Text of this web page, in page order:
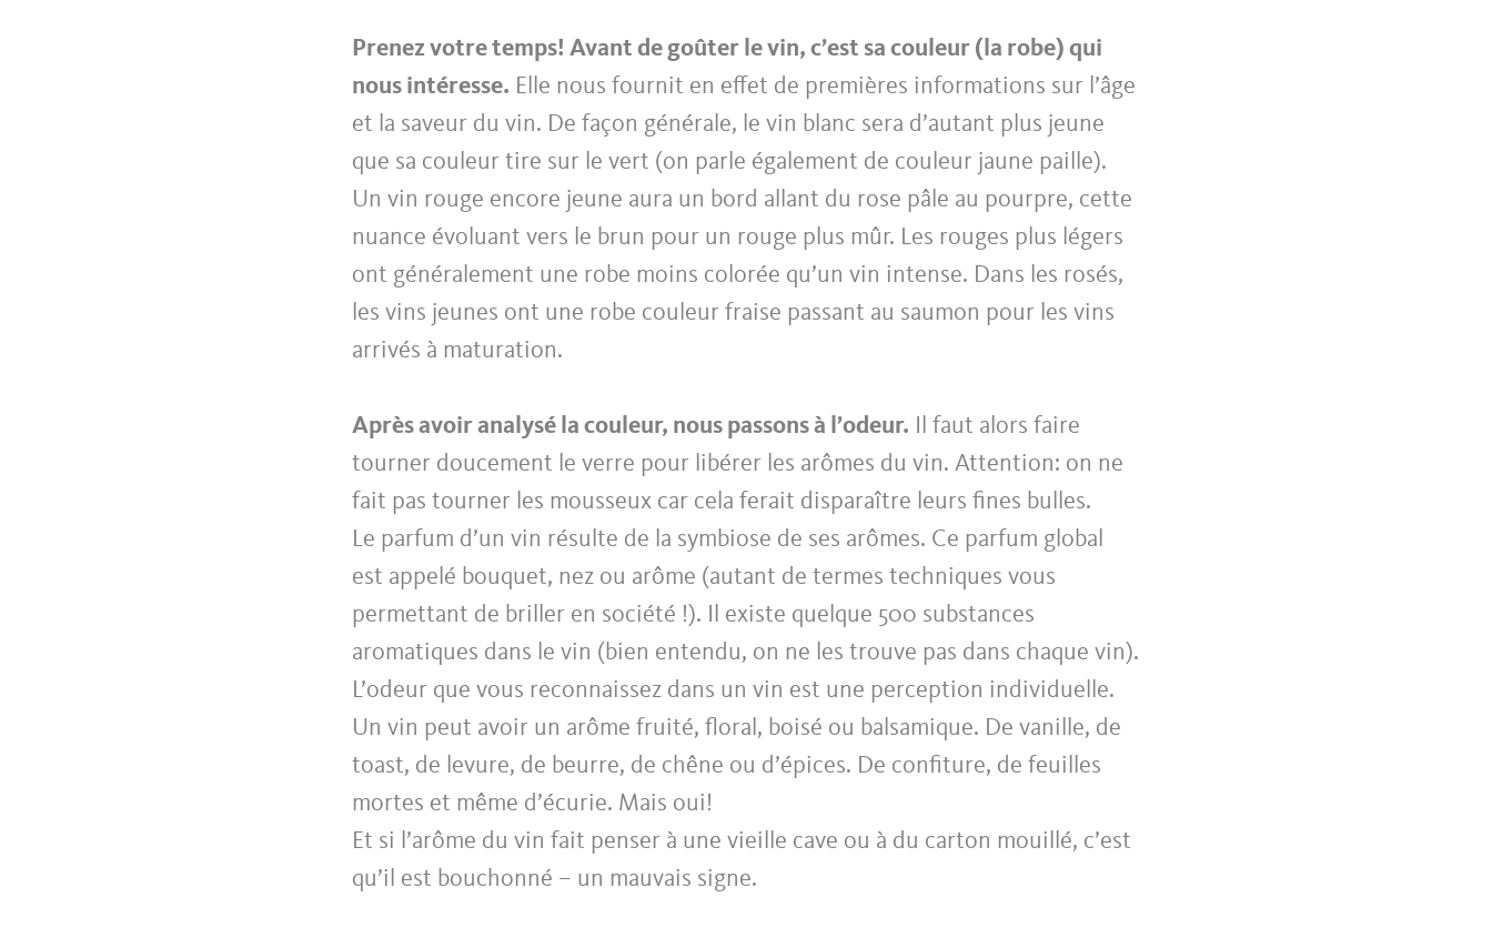
Prenez votre temps! Avant de goûter le vin, c’est sa couleur (la robe) qui
nous intéresse. Elle nous fournit en effet de premières informations sur l’âge
et la saveur du vin. De façon générale, le vin blanc sera d’autant plus jeune
que sa couleur tire sur le vert (on parle également de couleur jaune paille).
Un vin rouge encore jeune aura un bord allant du rose pâle au pourpre, cette
nuance évoluant vers le brun pour un rouge plus mûr. Les rouges plus légers
ont généralement une robe moins colorée qu’un vin intense. Dans les rosés,
les vins jeunes ont une robe couleur fraise passant au saumon pour les vins
arrivés à maturation.
Après avoir analysé la couleur, nous passons à l’odeur. Il faut alors faire
tourner doucement le verre pour libérer les arômes du vin. Attention: on ne
fait pas tourner les mousseux car cela ferait disparaître leurs fines bulles.
Le parfum d’un vin résulte de la symbiose de ses arômes. Ce parfum global
est appelé bouquet, nez ou arôme (autant de termes techniques vous
permettant de briller en société !). Il existe quelque 500 substances
aromatiques dans le vin (bien entendu, on ne les trouve pas dans chaque vin).
L’odeur que vous reconnaissez dans un vin est une perception individuelle.
Un vin peut avoir un arôme fruité, floral, boisé ou balsamique. De vanille, de
toast, de levure, de beurre, de chêne ou d’épices. De confiture, de feuilles
mortes et même d’écurie. Mais oui!
Et si l’arôme du vin fait penser à une vieille cave ou à du carton mouillé, c’est
qu’il est bouchonné – un mauvais signe.